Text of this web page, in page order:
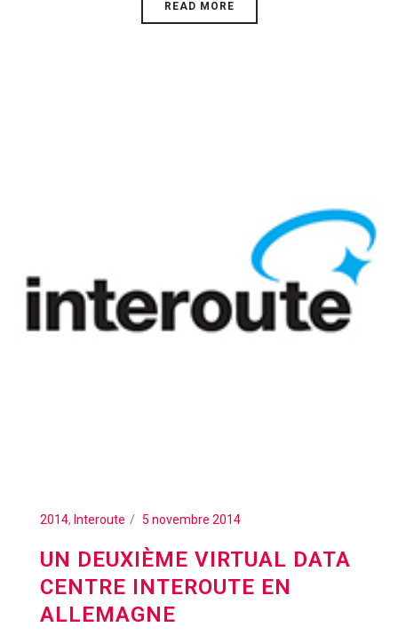
READ MORE
2014, Interoute 5 novembre 2014
UN DEUXIÈME VIRTUAL DATA
CENTRE INTEROUTE EN
ALLEMAGNE